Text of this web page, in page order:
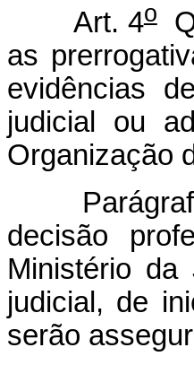
Art. 4o
as
evidências
judicial ou
Organização
Parágrafo
decisão
Ministério
judicial, de
serão